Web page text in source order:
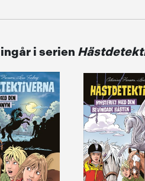
i serien